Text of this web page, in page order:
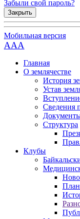
Забыли свой пароль?
Закрыть
Мобильная версия
AAA
Главная
О землячестве
История
Устав
Сведения
Структура
Клубы